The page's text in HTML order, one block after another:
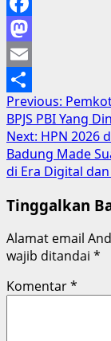
Facebook
Mastodon
Email
Share
Post
navigation
Previous:
BPJS PBI Yang
Next: HPN 2026
Badung Made
di Era Digital
Tinggalkan
Alamat email
wajib ditandai *
Komentar*